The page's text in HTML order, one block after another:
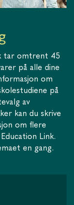
tar omtrent 45
på alle dine
om
på
av
kan du skrive
om flere
Link.
en gang.